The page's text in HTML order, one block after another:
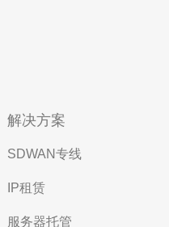
解决方案
SDWAN专线
IP租赁
服务器托管